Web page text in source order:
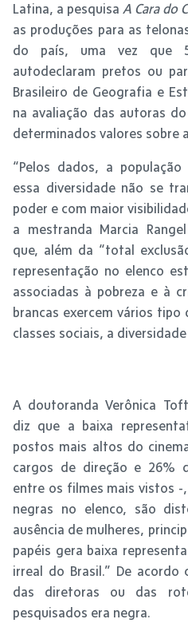
Latina, a pesquisa A Cara do
as produções para as
do país, uma vez que
autodeclaram pretos ou
Brasileiro de Geografia e
na avaliação das autoras
determinados valores sobre
“Pelos dados, a
essa diversidade não se
poder e com maior
a mestranda Marcia
que, além da “total
representação no elenco
associadas à pobreza e à
brancas exercem vários tipo
classes sociais, a
A doutoranda Verônica
diz que a baixa
postos mais altos do
cargos de direção e 26%
entre os filmes mais vistos -
negras no elenco, são
ausência de mulheres,
papéis gera baixa
irreal do Brasil.” De acordo
das diretoras ou das
pesquisados era negra.